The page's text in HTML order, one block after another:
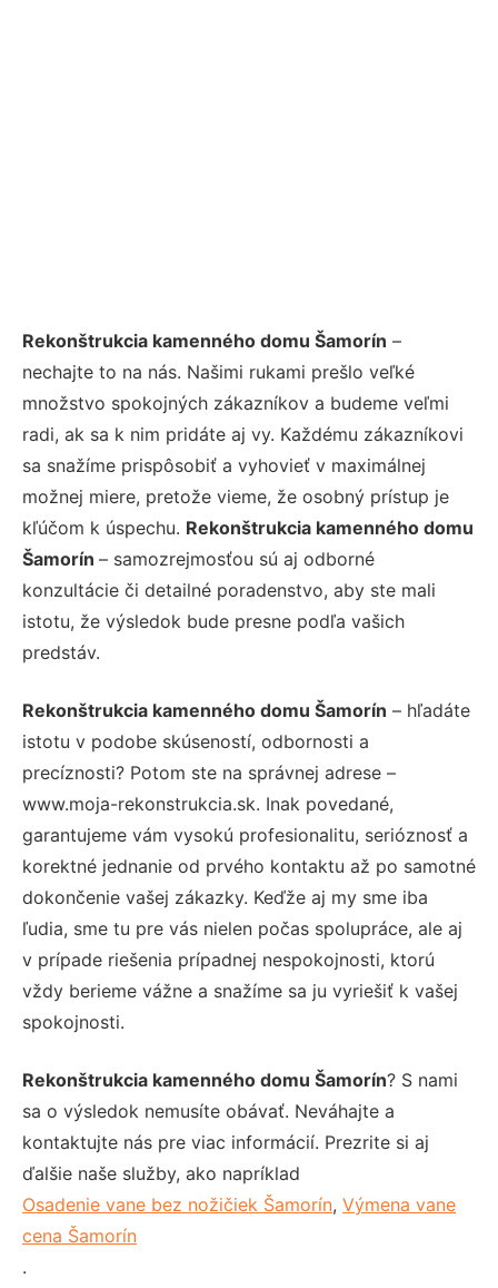
Rekonštrukcia kamenného domu Šamorín –
nechajte to na nás. Našimi rukami prešlo veľké
množstvo spokojných zákazníkov a budeme veľmi
radi, ak sa k nim pridáte aj vy. Každému zákazníkovi
sa snažíme prispôsobiť a vyhovieť v maximálnej
možnej miere, pretože vieme, že osobný prístup je
kľúčom k úspechu. Rekonštrukcia kamenného domu
Šamorín – samozrejmosťou sú aj odborné
konzultácie či detailné poradenstvo, aby ste mali
istotu, že výsledok bude presne podľa vašich
predstáv.
Rekonštrukcia kamenného domu Šamorín – hľadáte
istotu v podobe skúseností, odbornosti a
precíznosti? Potom ste na správnej adrese –
www.moja-rekonstrukcia.sk. Inak povedané,
garantujeme vám vysokú profesionalitu, serióznosť a
korektné jednanie od prvého kontaktu až po samotné
dokončenie vašej zákazky. Keďže aj my sme iba
ľudia, sme tu pre vás nielen počas spolupráce, ale aj
v prípade riešenia prípadnej nespokojnosti, ktorú
vždy berieme vážne a snažíme sa ju vyriešiť k vašej
spokojnosti.
Rekonštrukcia kamenného domu Šamorín? S nami
sa o výsledok nemusíte obávať. Neváhajte a
kontaktujte nás pre viac informácií. Prezrite si aj
ďalšie naše služby, ako napríklad
Osadenie vane bez nožičiek Šamorín, Výmena vane
cena Šamorín
.